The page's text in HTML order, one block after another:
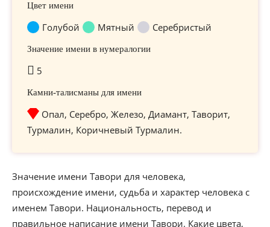
Цвет имени
Голубой Мятный Серебристый
Значение имени в нумералогии
5
Камни-талисманы для имени
Опал, Серебро, Железо, Диамант, Таворит,
Турмалин, Коричневый Турмалин.
Значение имени Тавори для человека,
происхождение имени, судьба и характер человека с
именем Тавори. Национальность, перевод и
правильное написание имени Тавори. Какие цвета,